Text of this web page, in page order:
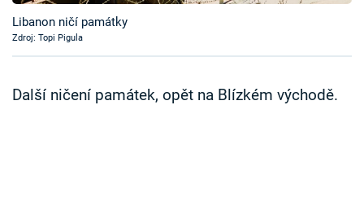
Sledujte prima+
Libanon ničí památky
Zdroj: Topi Pigula
Další ničení památek, opět na Blízkém východě.